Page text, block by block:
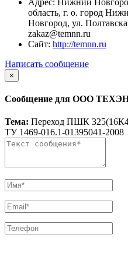
область, г. о. город
Новгород, ул.
zakaz@temnn.ru
Сайт: http://temnn.ru
Написать сообщение
×
Сообщение для ООО
Тема: Переход ПШК
ТУ 1469-016.1-01395041-2008